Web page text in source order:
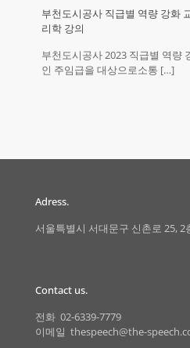
부천도시공사 직급별 역량 강화
리학 강의
부천도시공사 2023 직급별 역량
인 주임급을 대상으로소통 […]
Adress.
서울특별시 서대문구 신촌로 25, 2
Contact us.
전화 02-6339-7779
이메일 thespeech@the-